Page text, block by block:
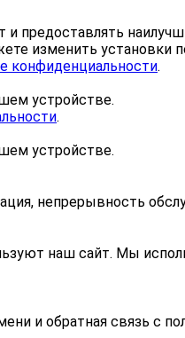
изменить установки
конфиденциальности.
устройстве.
.
устройстве.
непрерывность
наш сайт. Мы
и обратная связь с